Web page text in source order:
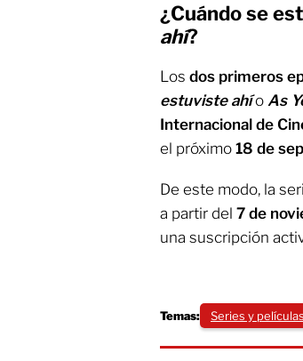
¿Cuándo se
ahí?
Los dos primeros
estuviste ahío As
Internacional de
el próximo 18 de
De este modo, la
a partir del 7 de
una suscripción
Temas: Series y películas